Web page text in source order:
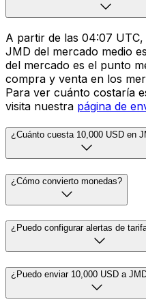
A partir de las 04:07
JMD del mercado medio
del mercado es el punto
compra y venta en los
Para ver cuánto costaría
visita nuestra página de
¿Cuánto cuesta 10,000 USD en
¿Cómo convierto monedas?
¿Puedo configurar alertas de
¿Puedo enviar 10,000 USD a